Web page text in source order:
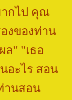
ากไป คุณ
งของท่าน
ล" "เธอ
อะไร สอน
านสอน